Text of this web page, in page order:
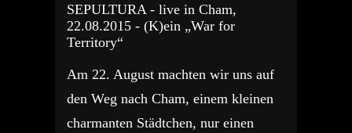
SEPULTURA - live in Cham,
22.08.2015 - (K)ein „War for
Territory“
Am 22. August machten wir uns auf
den Weg nach Cham, einem kleinen
charmanten Städtchen, nur einen